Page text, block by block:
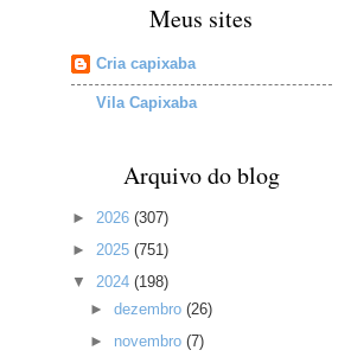
Meus sites
Cria capixaba
Vila Capixaba
Arquivo do blog
► 2026 (307)
► 2025 (751)
▼ 2024 (198)
►dezembro(26)
► novembro(7)